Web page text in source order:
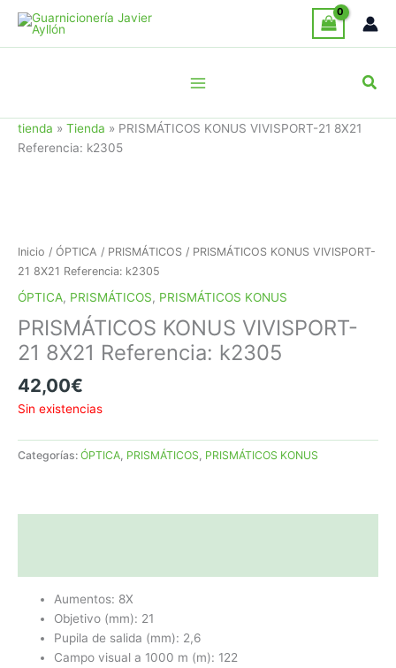
contenido
tienda » Tienda » PRISMÁTICOS KONUS VIVISPORT-21 8X21
Referencia: k2305
Inicio / ÓPTICA / PRISMÁTICOS / PRISMÁTICOS KONUS VIVISPORT-
21 8X21 Referencia: k2305
ÓPTICA, PRISMÁTICOS, PRISMÁTICOS KONUS
PRISMÁTICOS KONUS VIVISPORT-
21 8X21 Referencia: k2305
42,00€
Sin existencias
Categorías: ÓPTICA PRISMÁTICOS PRISMÁTICOS KONUS
Aumentos: 8X
Objetivo (mm): 21
Pupila de salida (mm): 2,6
Campo visual a 1000 m (m): 122